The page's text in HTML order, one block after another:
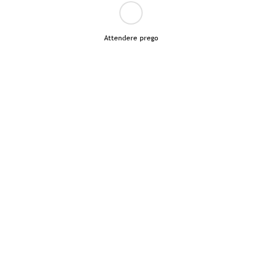
Attendere prego